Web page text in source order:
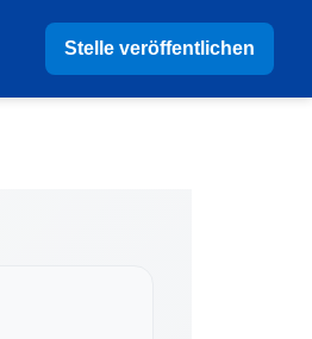
Stelle veröffentlichen